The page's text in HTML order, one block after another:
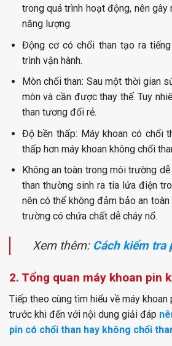
trong quá trình hoạt động, nên
năng lượng.
Động cơ có chổi than tạo ra
trình vận hành.
Mòn chổi than: Sau một thời gian
mòn và cần được thay thế. Tuy
than tương đối rẻ.
Độ bền thấp: Máy khoan có chổi
thấp hơn máy khoan không chổi
Không an toàn trong môi trường dễ
than thường sinh ra tia lửa điện
nên có thể không đảm bảo an
trường có chứa chất dễ cháy nổ.
Xem thêm: Cách kiểm tra
2. Tổng quan máy khoan pin
Tiếp theo cùng tìm hiểu về máy khoan
trước khi đến với nội dung giải đáp
pin có chổi than hay không chổi